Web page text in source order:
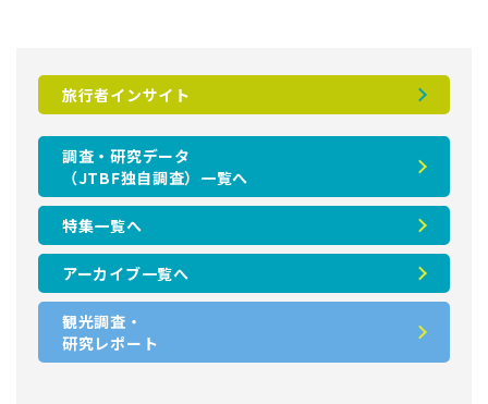
旅行者インサイト
調査・研究データ
（JTBF独自調査）一覧へ
特集一覧へ
アーカイブ一覧へ
観光調査・
研究レポート